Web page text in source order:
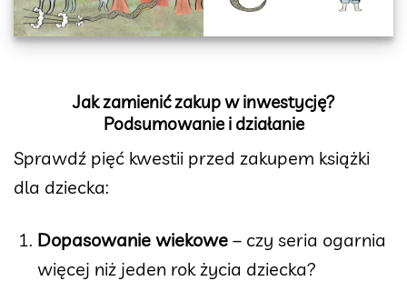
Jak zamienić zakup w inwestycję?
Podsumowanie i działanie
Sprawdź pięć kwestii przed zakupem książki
dla dziecka:
Dopasowanie wiekowe – czy seria ogarnia
więcej niż jeden rok życia dziecka?